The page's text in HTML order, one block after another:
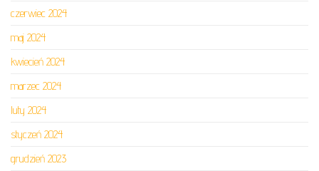
czerwiec 2024
maj 2024
kwiecień 2024
marzec 2024
luty 2024
styczeń 2024
grudzień 2023